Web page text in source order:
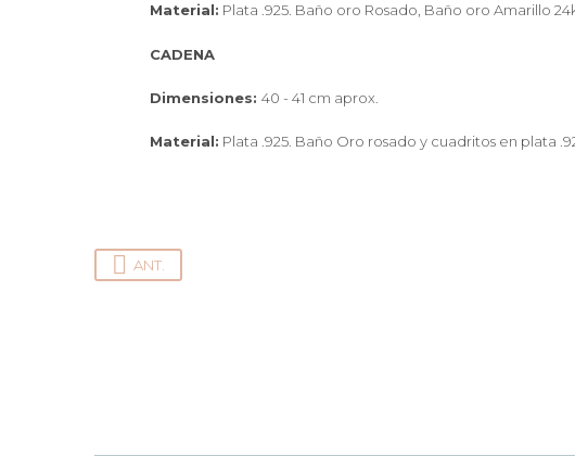
Material: Plata .925. Baño oro Rosado, Baño oro Amarillo
CADENA
Dimensiones: 40 - 41 cm aprox.
Material: Plata .925. Baño Oro rosado y cuadritos en plata
ANT.